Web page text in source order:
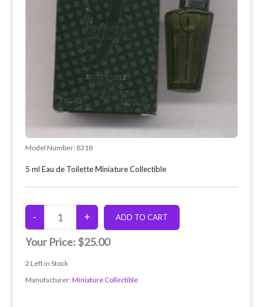
Model Number: 8318
5 ml Eau de Toilette Miniature Collectible
Your Price: $25.00
2 Left in Stock
Manufacturer: Miniature Collectible